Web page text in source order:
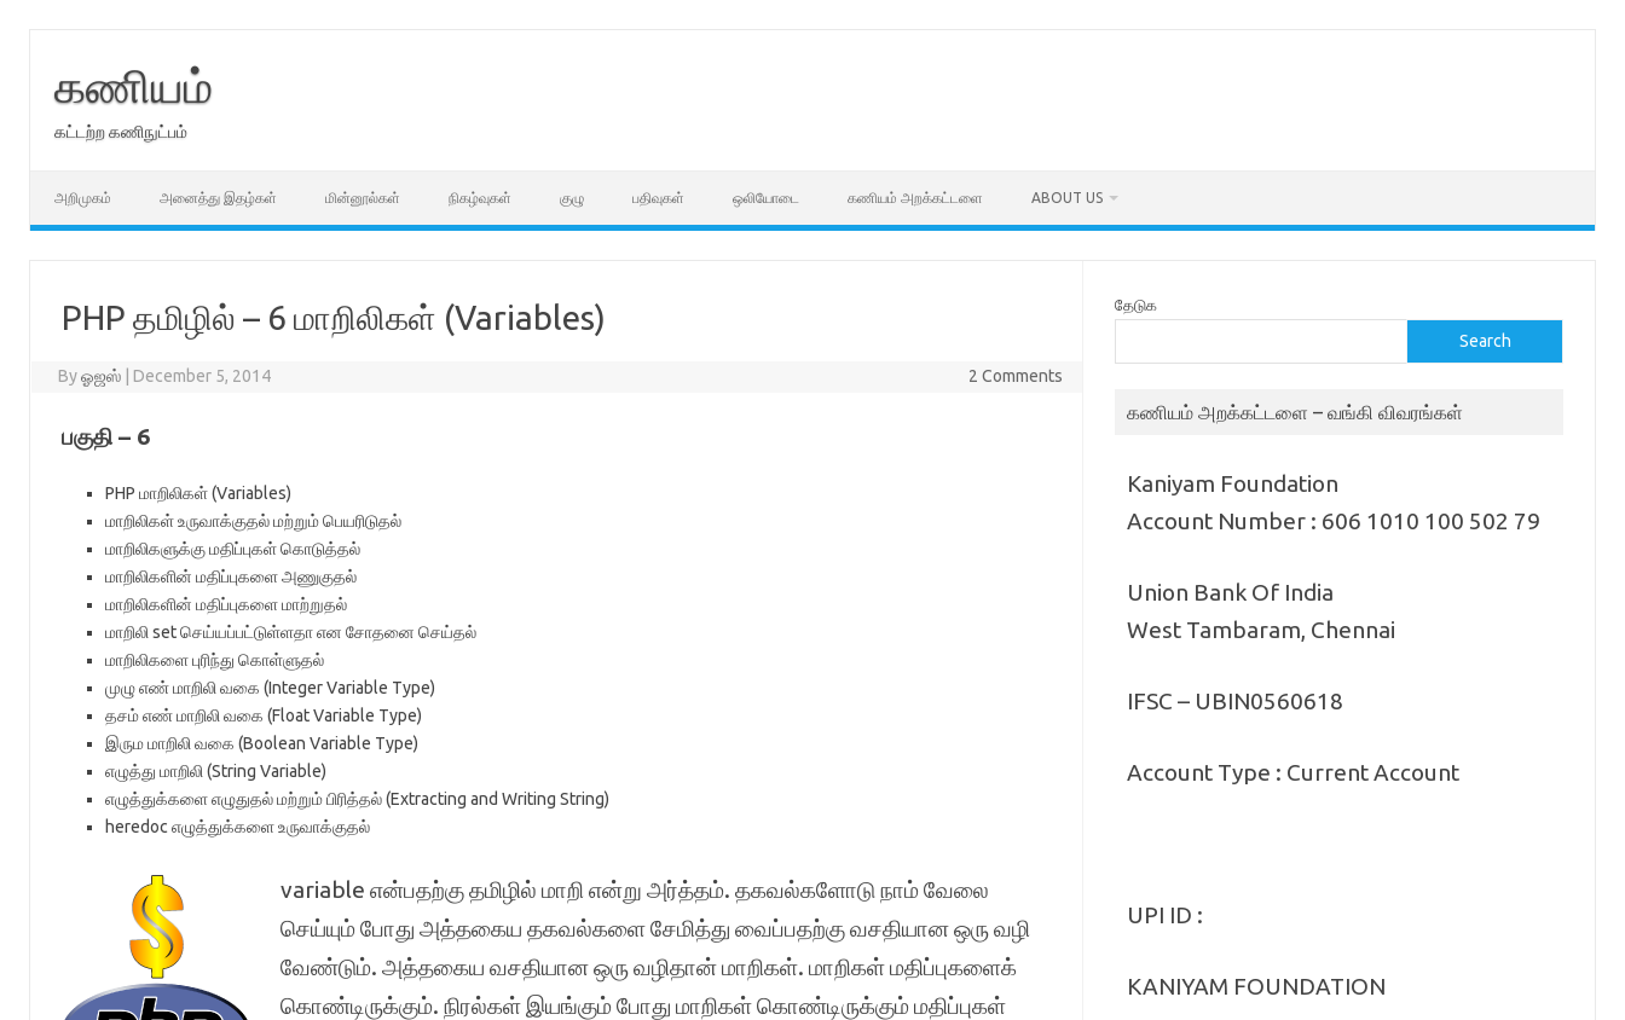
கணியம்
கட்டற்ற கணிநுட்பம்
அறிமுகம் அனைத்து இதழ்கள் மின்னூல்கள் நிகழ்வுகள் குழு பதிவுகள் ஒலியோடை கணியம் அறக்கட்டளை ABOUT US
PHP தமிழில் – 6 மாறிலிகள் (Variables)
Byஓஜஸ் December 5, 2014 2 Comments
பகுதி – 6
PHP மாறிலிகள்(Variables)
மாறிலிகள் உருவாக்குதல் மற்றும் பெயரிடுதல்
மாறிலிகளுக்கு மதிப்புகள் கொடுத்தல்
மாறிலிகளின் மதிப்புகளை அணுகுதல்
மாறிலிகளின் மதிப்புகளை மாற்றுதல்
மாறிலி setசெய்யப்பட்டுள்ளதா என சோதனை செய்தல்
மாறிலிகளை புரிந்து கொள்ளுதல்
முழு எண் மாறிலி வகை (Integer Variable Type)
தசம் எண் மாறிலி வகை (Float Variable Type)
இரும மாறிலி வகை (Boolean Variable Type)
எழுத்து மாறிலி (String Variable)
எழுத்துக்களை எழுதுதல் மற்றும் பிரித்தல்(Extracting and Writing String)
heredoc எழுத்துக்களை உருவாக்குதல்
variable என்பதற்கு தமிழில் மாறி என்று அர்த்தம். தகவல்களோடு நாம் வேலை
செய்யும் போது அத்தகைய தகவல்களை சேமித்து வைப்பதற்கு வசதியான ஒரு வழி
வேண்டும். அத்தகைய வசதியான ஒரு வழிதான் மாறிகள். மாறிகள் மதிப்புகளைக்
கொண்டிருக்கும். நிரல்கள் இயங்கும் போது மாறிகள் கொண்டிருக்கும் மதிப்புகள்
தேடுக
Search
கணியம் அறக்கட்டளை – வங்கி விவரங்கள்
Kaniyam Foundation
Account Number : 606 1010 100 502 79
Union Bank Of India
West Tambaram, Chennai
IFSC – UBIN0560618
Account Type : Current Account
UPI ID :
KANIYAM FOUNDATION